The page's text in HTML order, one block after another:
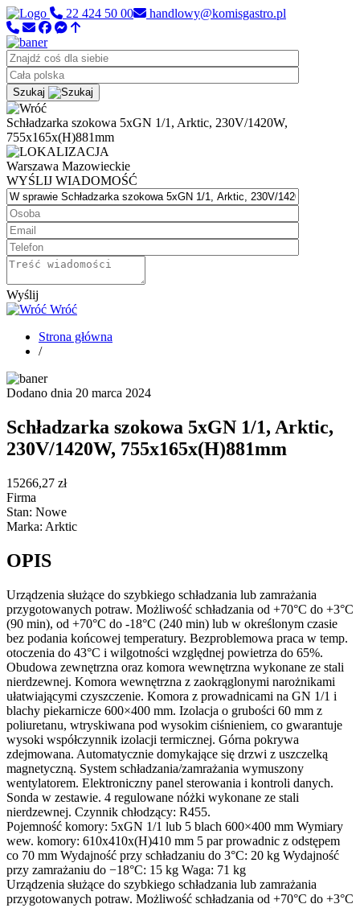
22 424 50 00 handlowy@komisgastro.pl
Szukaj
Schładzarka szokowa 5xGN 1/1, Arktic, 230V/1420W,
755x165x(H)881mm
Warszawa Mazowieckie
WYŚLIJ WIADOMOŚĆ
Wyślij
Wróć
Strona główna
/
Dodano dnia 20 marca 2024
Schładzarka szokowa 5xGN 1/1, Arktic,
230V/1420W, 755x165x(H)881mm
15266,27 zł
Firma
Stan: Nowe
Marka: Arktic
OPIS
Urządzenia służące do szybkiego schładzania lub zamrażania
przygotowanych potraw. Możliwość schładzania od +70°C do +3°C
(90 min), od +70°C do -18°C (240 min) lub w określonym czasie
bez podania końcowej temperatury. Bezproblemowa praca w temp.
otoczenia do 43°C i wilgotności względnej powietrza do 65%.
Obudowa zewnętrzna oraz komora wewnętrzna wykonane ze stali
nierdzewnej. Komora wewnętrzna z zaokrąglonymi narożnikami
ułatwiającymi czyszczenie. Komora z prowadnicami na GN 1/1 i
blachy piekarnicze 600×400 mm. Izolacja o grubości 60 mm z
poliuretanu, wtryskiwana pod wysokim ciśnieniem, co gwarantuje
wysoki współczynnik izolacji termicznej. Górna pokrywa
zdejmowana. Automatycznie domykające się drzwi z uszczelką
magnetyczną. System schładzania/zamrażania wymuszony
wentylatorem. Elektroniczny panel sterowania i kontroli danych.
Sonda w zestawie. 4 regulowane nóżki wykonane ze stali
nierdzewnej. Czynnik chłodzący: R455.
Pojemność komory: 5xGN 1/1 lub 5 blach 600×400 mm Wymiary
wew. komory: 610x410x(H)410 mm 5 par prowadnic z odstępem
co 70 mm Wydajność przy schładzaniu do 3°C: 20 kg Wydajność
przy zamrażaniu do −18°C: 15 kg Waga: 71 kg
Urządzenia służące do szybkiego schładzania lub zamrażania
przygotowanych potraw. Możliwość schładzania od +70°C do +3°C